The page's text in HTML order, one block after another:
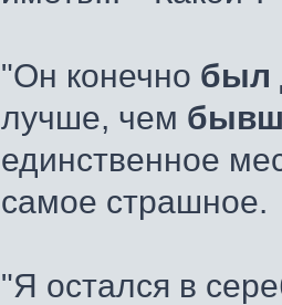
"Он конечно был
лучше, чем
единственное
самое страшное.
"Я остался в